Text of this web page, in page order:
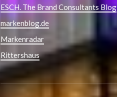
ESCH. The Brand Consultants Blog
markenblog.de
Markenradar
Rittershaus